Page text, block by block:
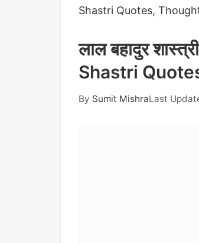
Shastri Quotes,
लाल बहादुर
Shastri
By Sumit MishraLast